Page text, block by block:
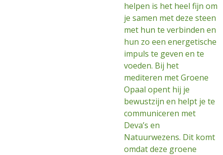
helpen is het heel fijn om
je samen met deze steen
met hun te verbinden en
hun zo een energetische
impuls te geven en te
voeden. Bij het
mediteren met Groene
Opaal opent hij je
bewustzijn en helpt je te
communiceren met
Deva’s en
Natuurwezens. Dit komt
omdat deze groene